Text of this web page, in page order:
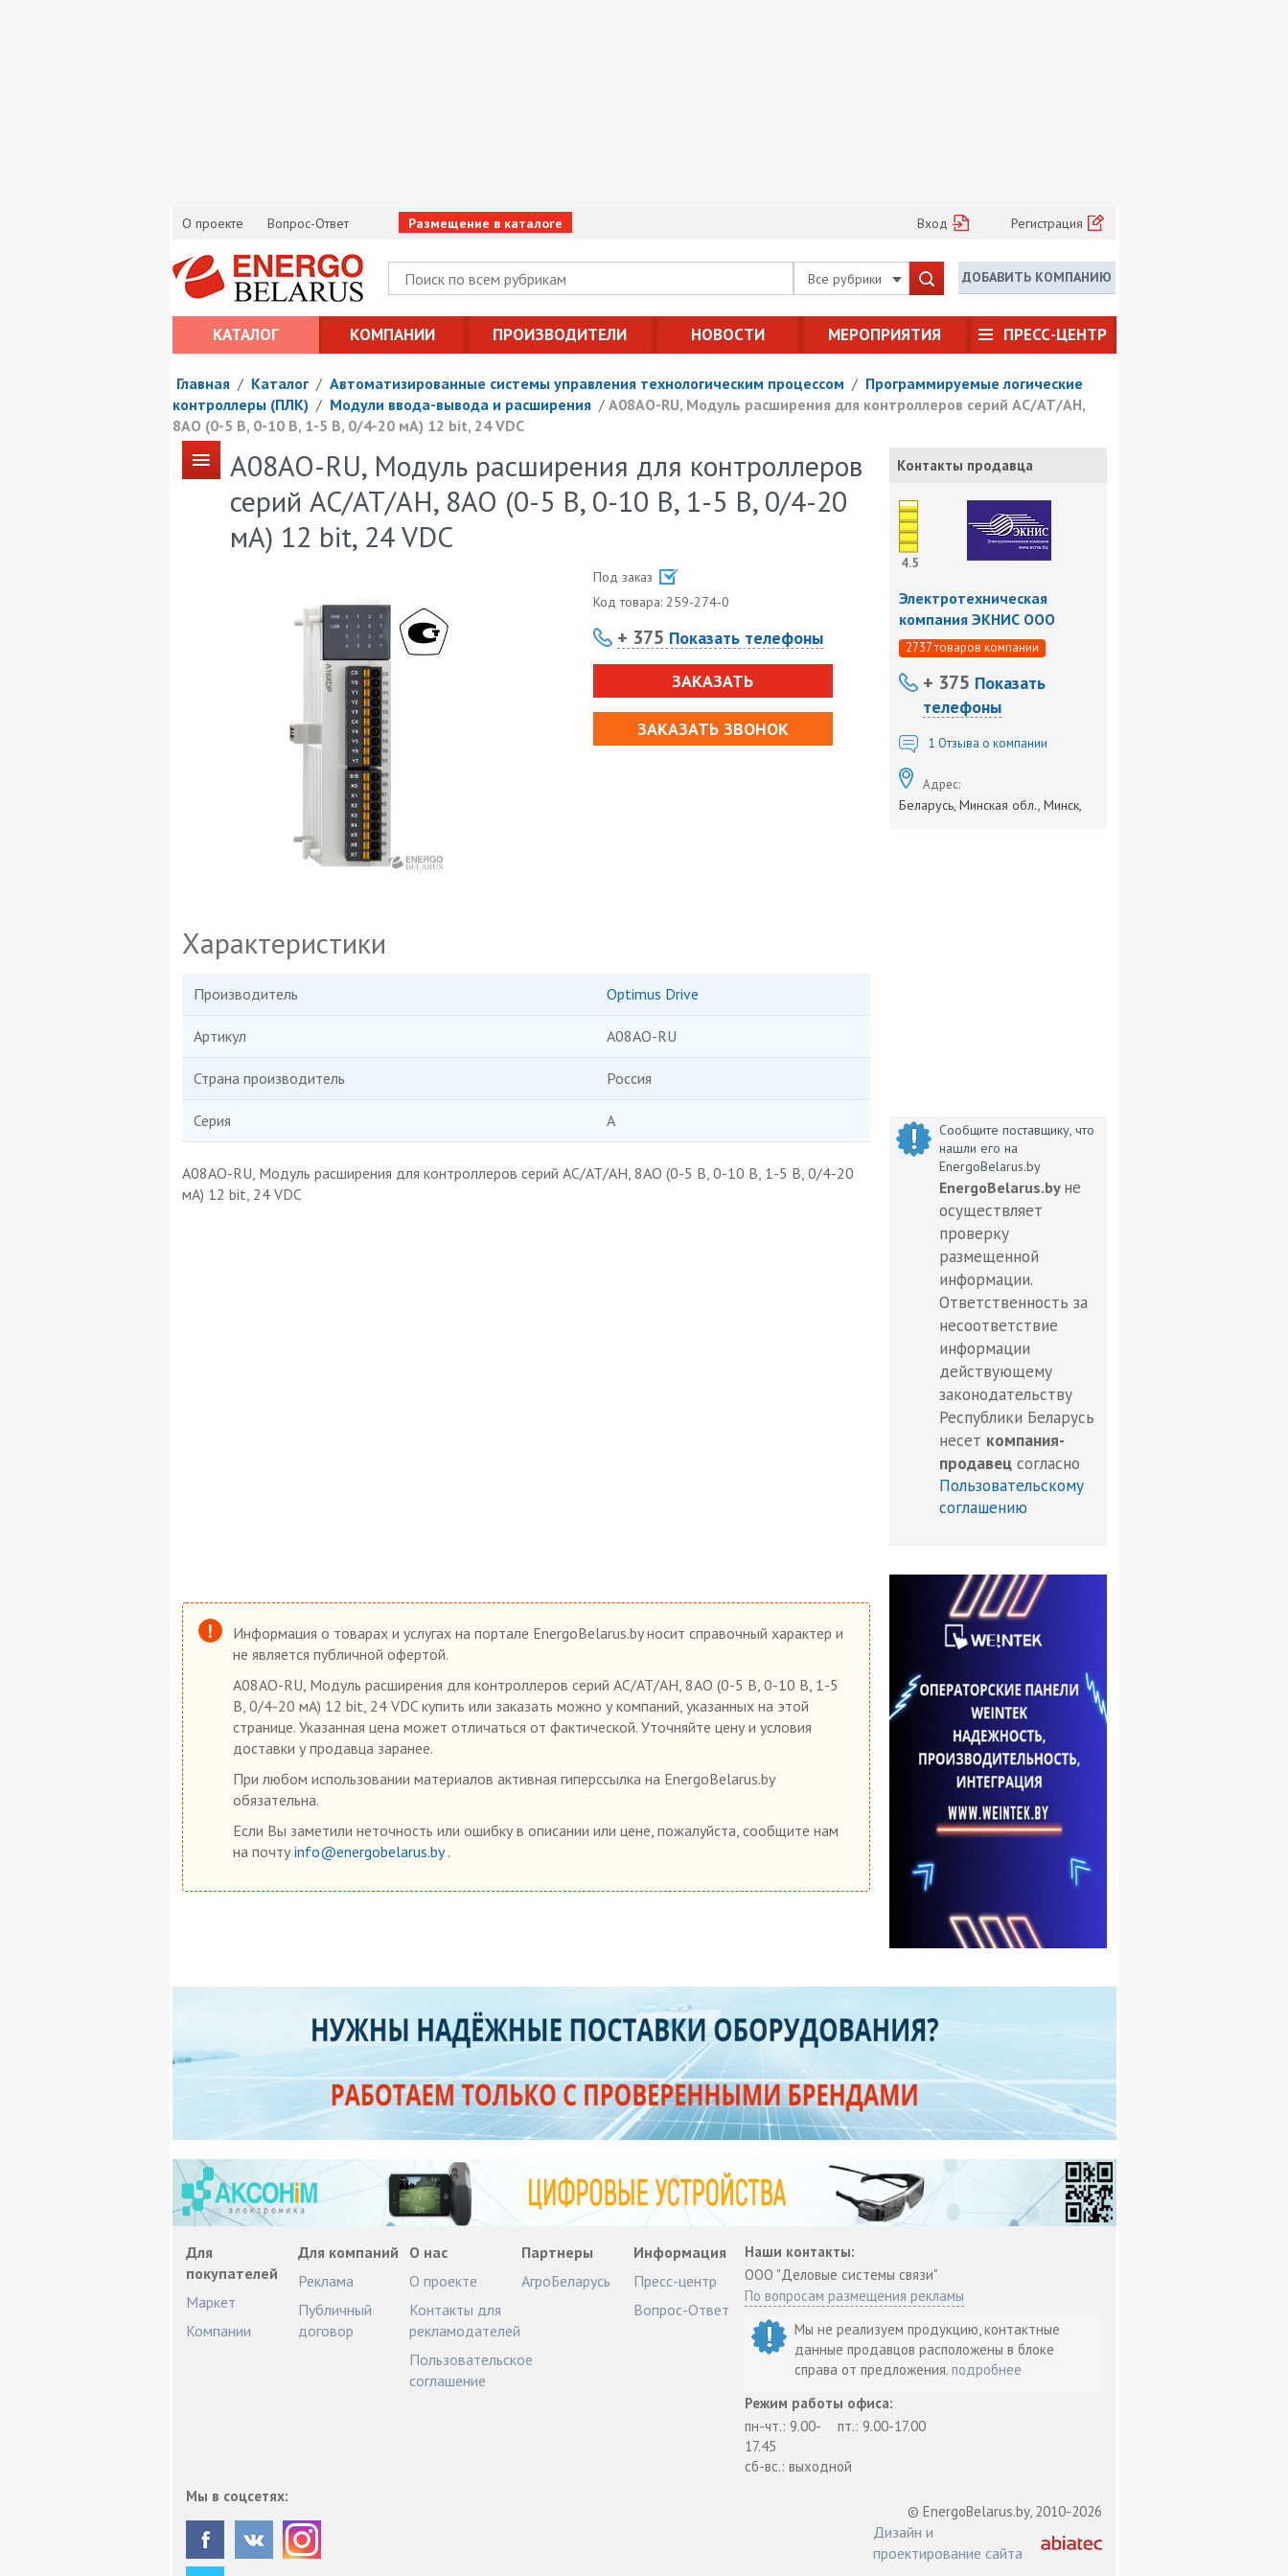
О проекте Вопрос-Ответ Размещение в каталоге Вход Регистрация
Все рубрики ДОБАВИТЬ КОМПАНИЮ
КАТАЛОГ КОМПАНИИ ПРОИЗВОДИТЕЛИ НОВОСТИ МЕРОПРИЯТИЯ ПРЕСС-ЦЕНТР
Главная / Каталог / Автоматизированные системы управления технологическим процессом / Программируемые логические
контроллеры (ПЛК) / Модули ввода-вывода и расширения / A08AO-RU, Модуль расширения для контроллеров серий AC/AT/AH,
8AO (0-5 В, 0-10 В, 1-5 В, 0/4-20 мА) 12 bit, 24 VDC
A08AO-RU, Модуль расширения для контроллеров
серий AC/AT/AH, 8AO (0-5 В, 0-10 В, 1-5 В, 0/4-20
мА) 12 bit, 24 VDC
Под заказ
Код товара: 259-274-0
+ 375 Показать телефоны
ЗАКАЗАТЬ
ЗАКАЗАТЬ ЗВОНОК
Характеристики
Производитель Optimus Drive
Артикул A08AO-RU
Страна производитель Россия
Серия A
A08AO-RU, Модуль расширения для контроллеров серий AC/AT/AH, 8AO (0-5 В, 0-10 В, 1-5 В, 0/4-20
мА) 12 bit, 24 VDC
Контакты продавца
4.5
Электротехническая
компания ЭКНИС ООО
2737 товаров компании
+ 375 Показать
телефоны
1 Отзыва о компании
Адрес:
Беларусь, Минская обл., Минск,
Сообщите поставщику, что
нашли его на
EnergoBelarus.by
EnergoBelarus.by не
осуществляет
проверку
размещенной
информации.
Ответственность за
несоответствие
информации
действующему
законодательству
Республики Беларусь
несет компания-
продавец согласно
Пользовательскому
соглашению
Информация о товарах и услугах на портале EnergoBelarus.by носит справочный характер и
не является публичной офертой.
A08AO-RU, Модуль расширения для контроллеров серий AC/AT/AH, 8AO (0-5 В, 0-10 В, 1-5
В, 0/4-20 мА) 12 bit, 24 VDC купить или заказать можно у компаний, указанных на этой
странице. Указанная цена может отличаться от фактической. Уточняйте цену и условия
доставки у продавца заранее.
При любом использовании материалов активная гиперссылка на EnergoBelarus.by
обязательна.
Если Вы заметили неточность или ошибку в описании или цене, пожалуйста, сообщите нам
на почту info@energobelarus.by.
Для
покупателей
Маркет
Компании
Для компаний
Реклама
Публичный
договор
О нас
О проекте
Контакты для
рекламодателей
Пользовательское
соглашение
Партнеры
АгроБеларусь
Информация
Пресс-центр
Вопрос-Ответ
Наши контакты:
ООО "Деловые системы связи"
По вопросам размещения рекламы
Мы не реализуем продукцию, контактные
данные продавцов расположены в блоке
справа от предложения.подробнее
Режим работы офиса:
пн-чт.: 9.00-
17.45
пт.: 9.00-17.00
сб-вс.: выходной
Мы в соцсетях:
© EnergoBelarus.by, 2010-2026
Дизайн и
проектирование сайта